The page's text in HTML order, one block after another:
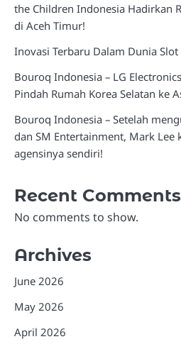
the Children Indonesia Hadirkan
di Aceh Timur!
Inovasi Terbaru Dalam Dunia
Bouroq Indonesia – LG
Pindah Rumah Korea Selatan ke
Bouroq Indonesia – Setelah
dan SM Entertainment, Mark Lee
agensinya sendiri!
Recent Comments
No comments to show.
Archives
June 2026
May 2026
April 2026